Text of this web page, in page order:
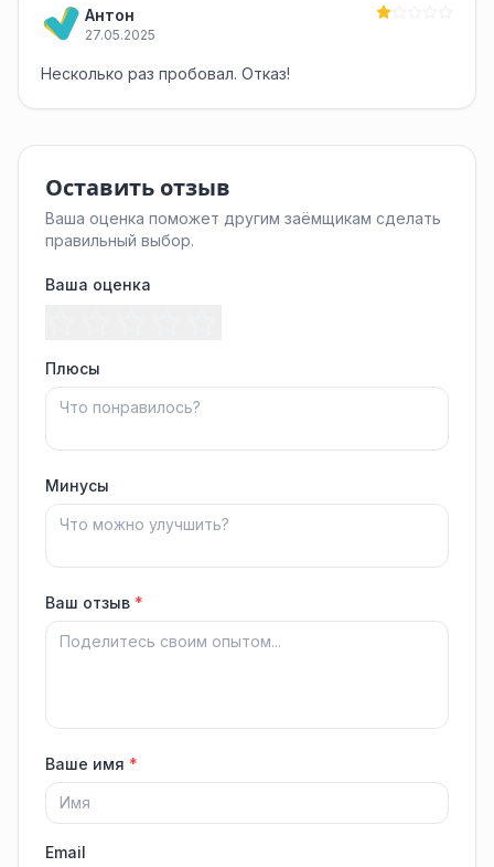
Антон
27.05.2025
Несколько раз пробовал. Отказ!
Оставить отзыв
Ваша оценка поможет другим заёмщикам сделать
правильный выбор.
Ваша оценка
Плюсы
Минусы
Ваш отзыв *
Ваше имя *
Email